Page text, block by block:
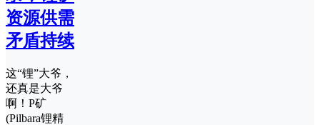
资源供需
矛盾持续
这“锂”大爷，
还真是大爷
啊！P矿
(Pilbara锂精